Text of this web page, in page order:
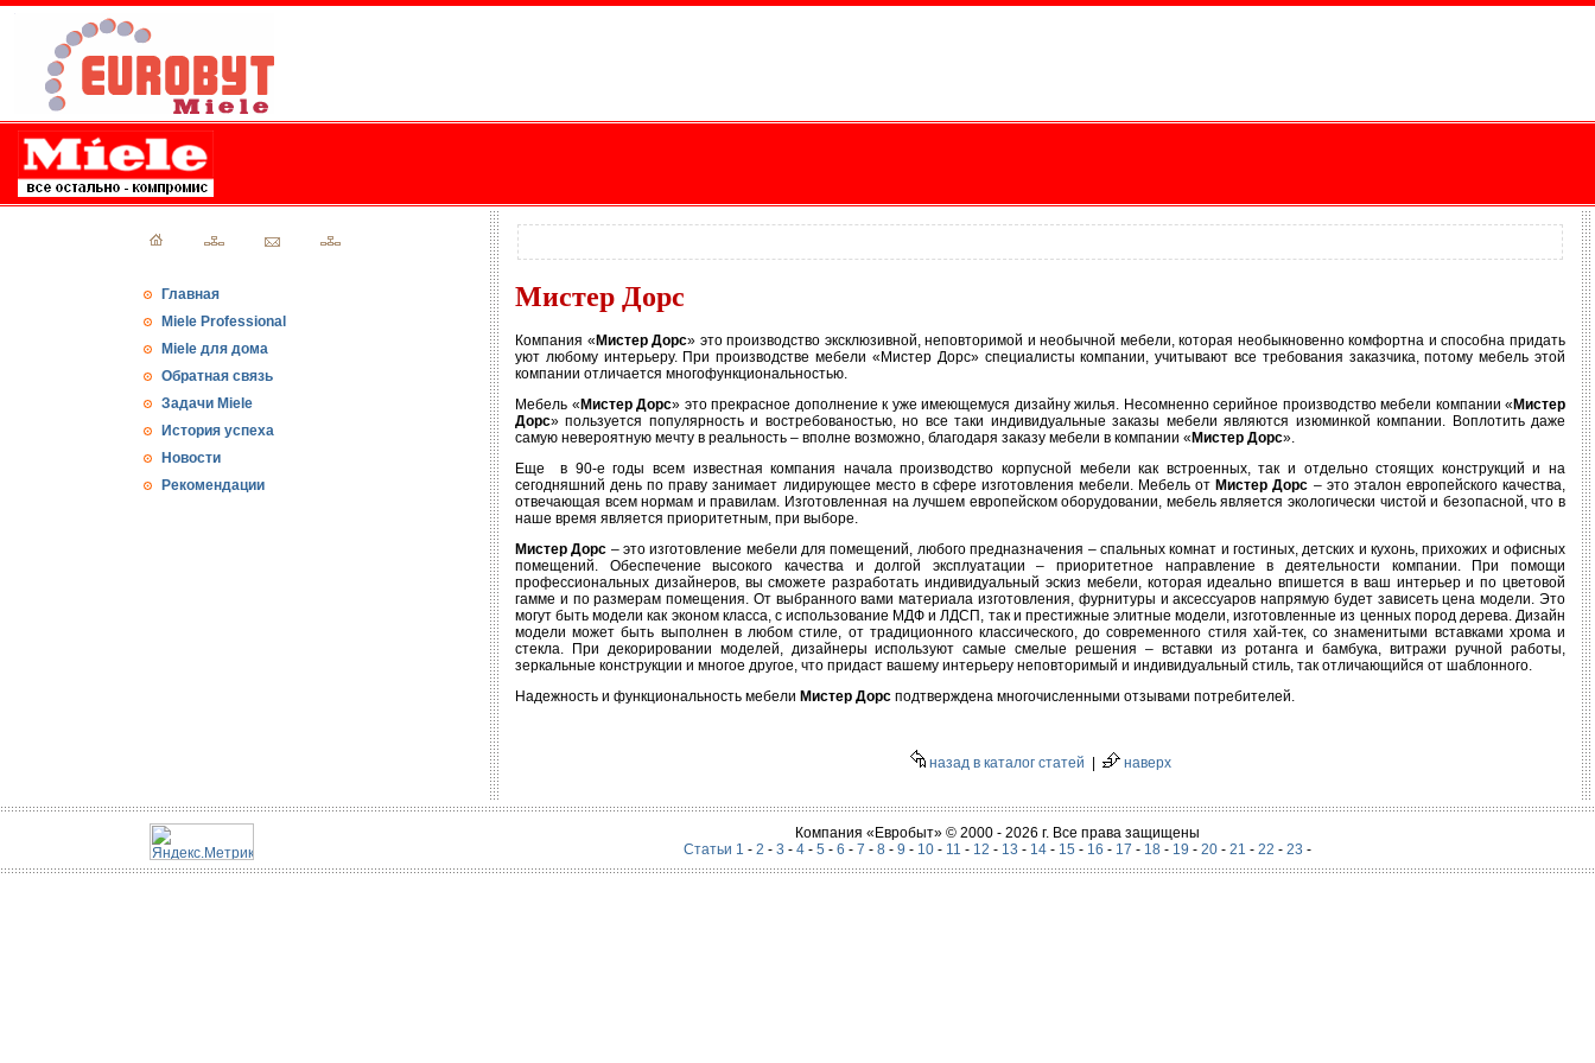
Главная
Miele Professional
Miele для дома
Обратная связь
Задачи Miele
История успеха
Новости
Рекомендации
Мистер Дорс
Компания « Мистер Дорс» это производство эксклюзивной, неповторимой и необычной мебели, которая необыкновенно комфортна и способна придать
уют любому интерьеру. При производстве мебели «Мистер Дорс» специалисты компании, учитывают все требования заказчика, потому мебель этой
компании отличается многофункциональностью.
Мебель « Мистер Дорс» это прекрасное дополнение к уже имеющемуся дизайну жилья. Несомненно серийное производство мебели компании « Мистер
Дорс» пользуется популярность и востребованостью, но все таки индивидуальные заказы мебели являются изюминкой компании. Воплотить даже
самую невероятную мечту в реальность – вполне возможно, благодаря заказу мебели в компании « Мистер Дорс».
Еще в 90-е годы всем известная компания начала производство корпусной мебели как встроенных, так и отдельно стоящих конструкций и на
сегодняшний день по праву занимает лидирующее место в сфере изготовления мебели. Мебель от Мистер Дорс – это эталон европейского качества,
отвечающая всем нормам и правилам. Изготовленная на лучшем европейском оборудовании, мебель является экологически чистой и безопасной, что в
наше время является приоритетным, при выборе.
Мистер Дорс – это изготовление мебели для помещений, любого предназначения – спальных комнат и гостиных, детских и кухонь, прихожих и офисных
помещений. Обеспечение высокого качества и долгой эксплуатации – приоритетное направление в деятельности компании. При помощи
профессиональных дизайнеров, вы сможете разработать индивидуальный эскиз мебели, которая идеально впишется в ваш интерьер и по цветовой
гамме и по размерам помещения. От выбранного вами материала изготовления, фурнитуры и аксессуаров напрямую будет зависеть цена модели. Это
могут быть модели как эконом класса, с использование МДФ и ЛДСП, так и престижные элитные модели, изготовленные из ценных пород дерева. Дизайн
модели может быть выполнен в любом стиле, от традиционного классического, до современного стиля хай-тек, со знаменитыми вставками хрома и
стекла. При декорировании моделей, дизайнеры используют самые смелые решения – вставки из ротанга и бамбука, витражи ручной работы,
зеркальные конструкции и многое другое, что придаст вашему интерьеру неповторимый и индивидуальный стиль, так отличающийся от шаблонного.
Надежность и функциональность мебели Мистер Дорс подтверждена многочисленными отзывами потребителей.
назад в каталог статей наверх
Компания «Евробыт» © 2000 - 2026 г. Все права защищены
Статьи 1 - 2 - 3 - 4- 5 - 6 - 7 - 8- 9 - 10- 11 - 12 - 13 - 14- 15 - 16 - 17 - 18- 19 - 20- 21 - 22 - 23 -